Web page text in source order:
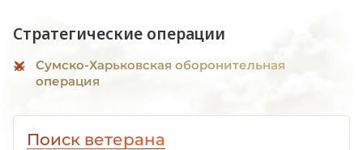
Стратегические операции
Сумско-Харьковская оборонительная
операция
Поиск ветерана